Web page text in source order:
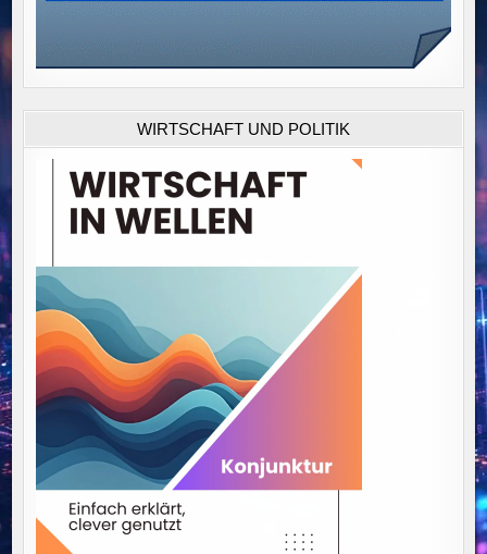
WIRTSCHAFT UND POLITIK